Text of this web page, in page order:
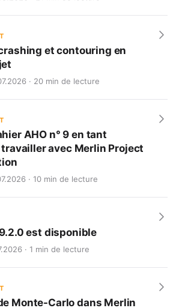
et contouring en
· 20 min de lecture
AHO n° 9 en tant
avec Merlin Project
· 10 min de lecture
est disponible
· 1 min de lecture
Monte-Carlo dans Merlin